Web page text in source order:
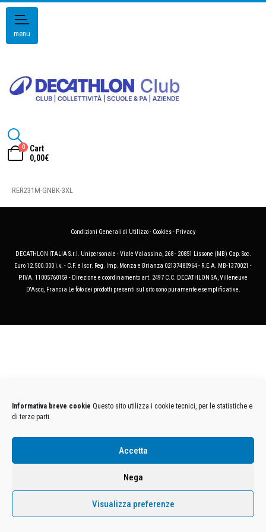
Informativa breve cookie Questo sito utilizza i cookie tecnici, per le statistiche e
di terze parti.
Accetta
Nega
Visualizza preferenze
menu
0
Cart
0,00€
RER231M-GNBK-3XL
Condizioni Generali di Utilizzo- Cookies- Privacy
DECATHLON ITALIA S.r.l. Unipersonale - Viale Valassina, 268 - 20851 Lissone (MB) Cap. Soc.
Euro 12.500.000 i.v. - C.F. e Iscr. Reg. Imp. Monza e Brianza 02137480964 - R.E.A. MB-1370021 -
P.IVA. 11005760159 - Direzione e coordinamento art. 2497 C.C. DECATHLON SA, Villeneuve
D'Ascq, Francia Le foto dei prodotti presenti sul sito sono puramente esemplificative.